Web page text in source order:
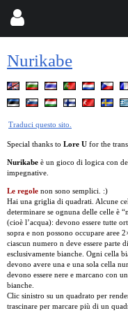
Nurikabe
Traduci questo sito.
Special thanks to Lore U for the
Nurikabe è un gioco di logica con
impegnative.
Le regole non sono semplici. :)
Hai una griglia di quadrati. Alcune
determinare se ognuna delle celle è
(cioè l’acqua): devono essere tutte
sopra e non possono occupare aree
ciascun numero n deve essere parte
esclusivamente bianche. Ogni cella
devono avere una e una sola cella
devono essere nere e marcano con
bianche.
Clic sinistro su un quadrato per
trascinare per marcare più di un